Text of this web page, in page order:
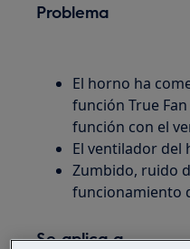
Problema
El horno ha
función True
función con el
El ventilador del
Zumbido, ruido
funcionamiento
Se aplica a